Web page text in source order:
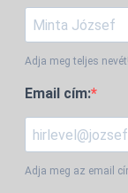
Adja meg teljes nevét!
Email cím:
Adja meg az email